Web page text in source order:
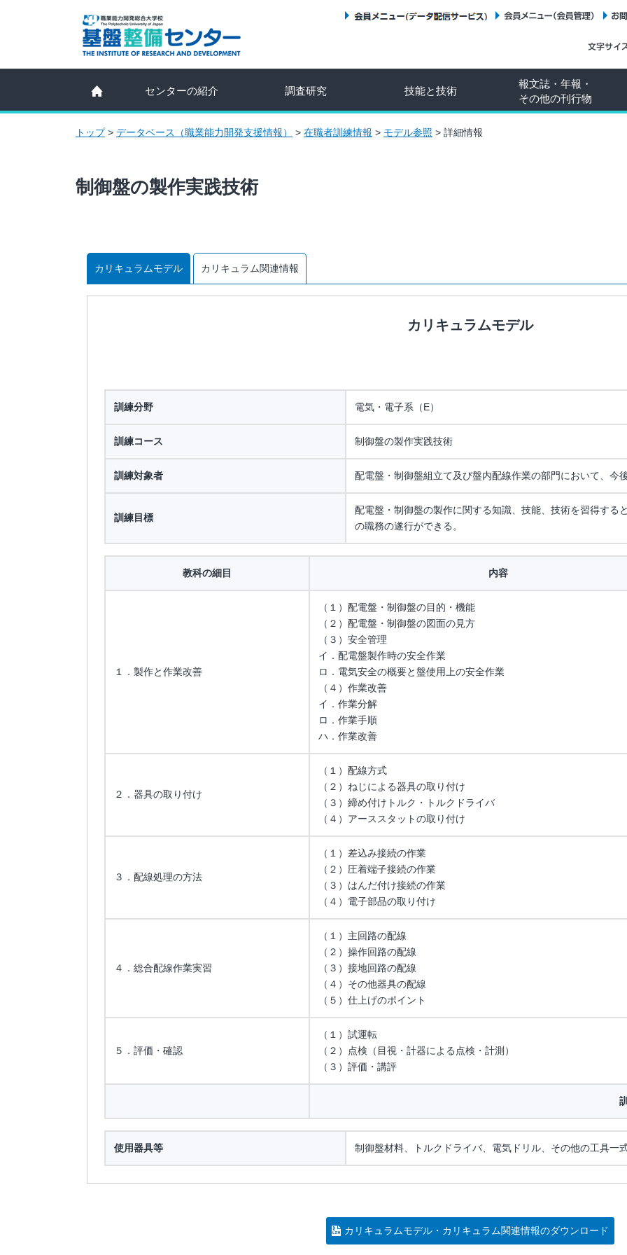
センターの紹介 調査研究 技能と技術
報文誌・年報・
その他の刊行物
トップ> データベース（職業能力開発支援情報） > 在職者訓練情報 > モデル参照 > 詳細情報
制御盤の製作実践技術
カリキュラムモデル カリキュラム関連情報
カリキュラムモデル
訓練分野 電気・電子系（E）
訓練コース 制御盤の製作実践技術
訓練対象者 配電盤・制御盤組立て及び盤内配線作業の部門において、今
訓練目標
配電盤・制御盤の製作に関する知識、技能、技術を習得する
の職務の遂行ができる。
教科の細目 内容
１．製作と作業改善
（１）配電盤・制御盤の目的・機能
（２）配電盤・制御盤の図面の見方
（３）安全管理
イ．配電盤製作時の安全作業
ロ．電気安全の概要と盤使用上の安全作業
（４）作業改善
イ．作業分解
ロ．作業手順
ハ．作業改善
２．器具の取り付け
（１）配線方式
（２）ねじによる器具の取り付け
（３）締め付けトルク・トルクドライバ
（４）アーススタットの取り付け
３．配線処理の方法
（１）差込み接続の作業
（２）圧着端子接続の作業
（３）はんだ付け接続の作業
（４）電子部品の取り付け
４．総合配線作業実習
（１）主回路の配線
（２）操作回路の配線
（３）接地回路の配線
（４）その他器具の配線
（５）仕上げのポイント
５．評価・確認
（１）試運転
（２）点検（目視・計器による点検・計測）
（３）評価・講評
使用器具等 制御盤材料、トルクドライバ、電気ドリル、その他の工具一
カリキュラムモデル・カリキュラム関連情報のダウンロード